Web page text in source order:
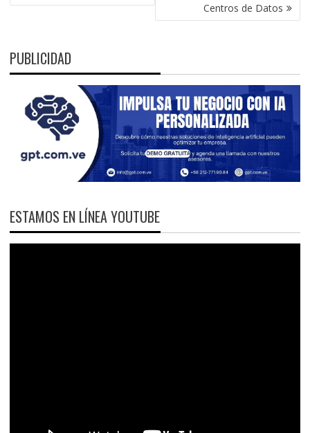
Centros de Datos
PUBLICIDAD
ESTAMOS EN LÍNEA YOUTUBE